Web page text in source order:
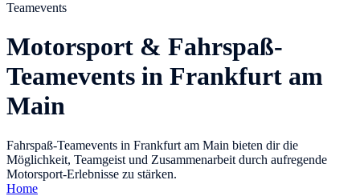
Teamevents
Motorsport & Fahrspaß-
Teamevents in Frankfurt am
Main
Fahrspaß-Teamevents in Frankfurt am Main bieten dir die
Möglichkeit, Teamgeist und Zusammenarbeit durch aufregende
Motorsport-Erlebnisse zu stärken.
Home